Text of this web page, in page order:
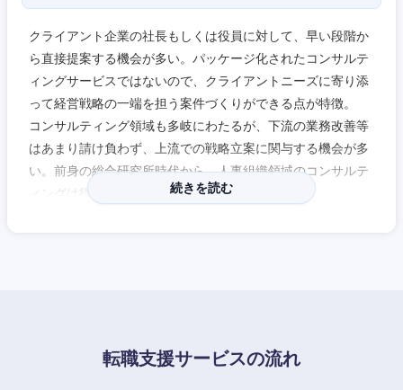
クライアント企業の社長もしくは役員に対して、早い段階か
ら直接提案する機会が多い。パッケージ化されたコンサルテ
ィングサービスではないので、クライアントニーズに寄り添
って経営戦略の一端を担う案件づくりができる点が特徴。
コンサルティング領域も多岐にわたるが、下流の業務改善等
はあまり請け負わず、上流での戦略立案に関与する機会が多
い。前身の総合研究所時代から、人事組織領域のコンサルテ
ィングは得意としている。
ットでの専門性を高められる点が魅力。クライアントへの個
続きを読む
転職支援サービスの流れ